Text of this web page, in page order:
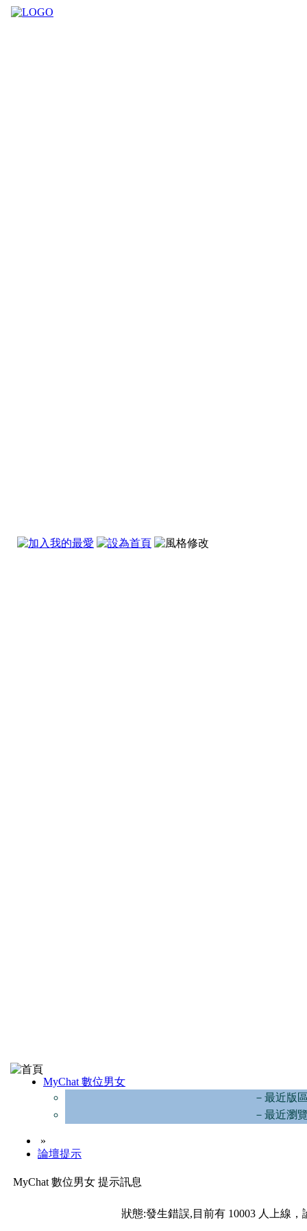
MyChat 數位男女
－最近版
－最近瀏
»
論壇提示
MyChat 數位男女 提示訊息
狀態:發生錯誤,目前有 10003 人上線